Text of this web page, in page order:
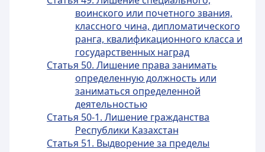
воинского или почетного звания,
классного чина, дипломатического
ранга, квалификационного класса и
государственных наград
Статья 50. Лишение права занимать
определенную должность или
заниматься определенной
деятельностью
Статья 50-1. Лишение гражданства
Республики Казахстан
Статья 51. Выдворение за пределы